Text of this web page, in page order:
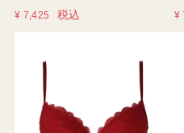
¥ 7,425 税込 ¥